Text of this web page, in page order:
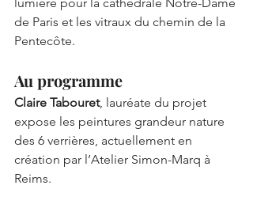
lumière pour la cathédrale Notre-Dame
de Paris et les vitraux du chemin de la
Pentecôte.
Au programme
Claire Tabouret, lauréate du projet
expose les peintures grandeur nature
des 6 verrières, actuellement en
création par l’Atelier Simon-Marq à
Reims.